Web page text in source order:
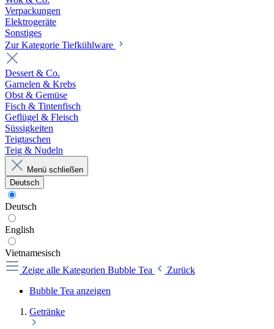
Verpackungen
Elektrogeräte
Sonstiges
Zur Kategorie Tiefkühlware
Dessert & Co.
Garnelen & Krebs
Obst & Gemüse
Fisch & Tintenfisch
Geflügel & Fleisch
Süssigkeiten
Teigtaschen
Teig & Nudeln
Menü schließen
Deutsch
Deutsch
English
Vietnamesisch
Zeige alle Kategorien Bubble Tea
Zurück
Bubble Tea anzeigen
Getränke